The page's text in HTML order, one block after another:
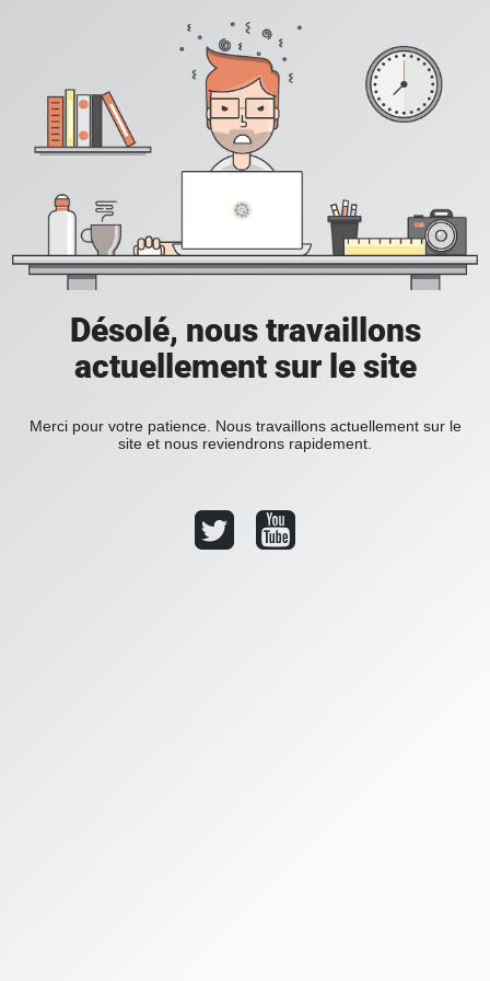
Désolé, nous travaillons
actuellement sur le site
Merci pour votre patience. Nous travaillons actuellement sur le
site et nous reviendrons rapidement.